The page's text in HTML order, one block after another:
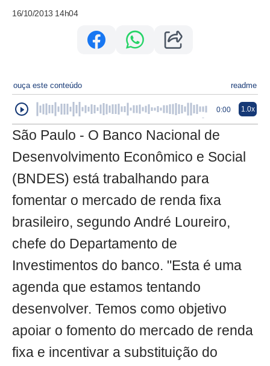
16/10/2013 14h04
ouça este conteúdo readme
0:00 1.0x
São Paulo - O Banco Nacional de
Desenvolvimento Econômico e Social
(BNDES) está trabalhando para
fomentar o mercado de renda fixa
brasileiro, segundo André Loureiro,
chefe do Departamento de
Investimentos do banco. "Esta é uma
agenda que estamos tentando
desenvolver. Temos como objetivo
apoiar o fomento do mercado de renda
fixa e incentivar a substituição do